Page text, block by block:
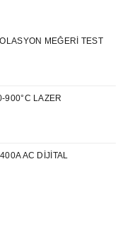
MEĞERI TEST
900°C LAZER
AC DIJITAL